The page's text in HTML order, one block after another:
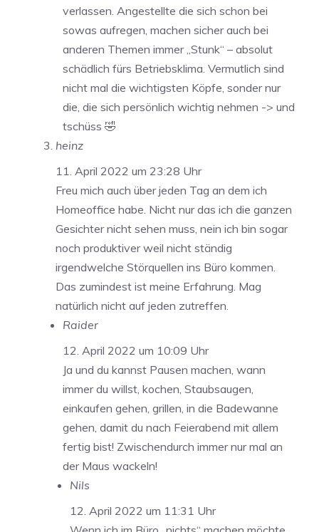
verlassen. Angestellte die sich schon bei
sowas aufregen, machen sicher auch bei
anderen Themen immer „Stunk“ – absolut
schädlich fürs Betriebsklima. Vermutlich sind
nicht mal die wichtigsten Köpfe, sonder nur
die, die sich persönlich wichtig nehmen -> und
tschüss 🤣
heinz
11. April 2022 um 23:28 Uhr
Freu mich auch über jeden Tag an dem ich
Homeoffice habe. Nicht nur das ich die ganzen
Gesichter nicht sehen muss, nein ich bin sogar
noch produktiver weil nicht ständig
irgendwelche Störquellen ins Büro kommen.
Das zumindest ist meine Erfahrung. Mag
natürlich nicht auf jeden zutreffen.
Raider
12. April 2022 um 10:09 Uhr
Ja und du kannst Pausen machen, wann
immer du willst, kochen, Staubsaugen,
einkaufen gehen, grillen, in die Badewanne
gehen, damit du nach Feierabend mit allem
fertig bist! Zwischendurch immer nur mal an
der Maus wackeln!
Nils
12. April 2022 um 11:31 Uhr